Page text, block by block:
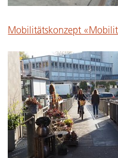
Mobilitätskonzept